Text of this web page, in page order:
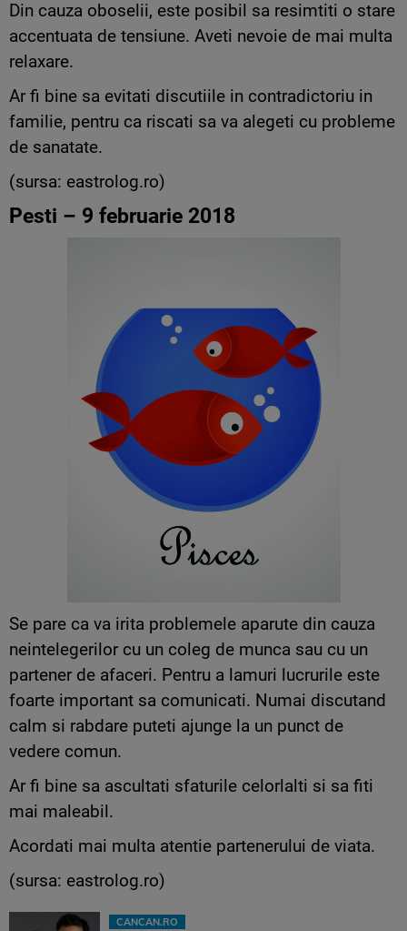
Din cauza oboselii, este posibil sa resimtiti o stare
accentuata de tensiune. Aveti nevoie de mai multa
relaxare.
Ar fi bine sa evitati discutiile in contradictoriu in
familie, pentru ca riscati sa va alegeti cu probleme
de sanatate.
(sursa: eastrolog.ro)
Pesti – 9 februarie 2018
Se pare ca va irita problemele aparute din cauza
neintelegerilor cu un coleg de munca sau cu un
partener de afaceri. Pentru a lamuri lucrurile este
foarte important sa comunicati. Numai discutand
calm si rabdare puteti ajunge la un punct de
vedere comun.
Ar fi bine sa ascultati sfaturile celorlalti si sa fiti
mai maleabil.
Acordati mai multa atentie partenerului de viata.
(sursa: eastrolog.ro)
CANCAN.RO